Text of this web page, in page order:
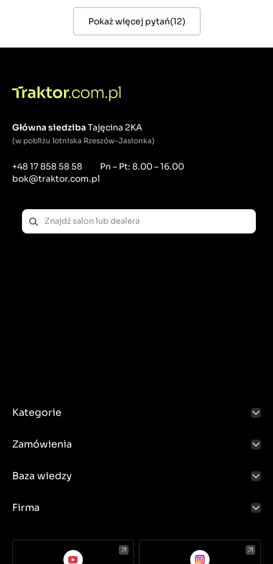
Pokaż więcej pytań(12)
Główna siedzibaTajęcina 2KA
(w pobliżu lotniska Rzeszów-Jasionka)
+48 17 858 58 58
bok@traktor.com.pl
Pn – Pt: 8.00 – 16.00
Kategorie
Zamówienia
Baza wiedzy
Firma